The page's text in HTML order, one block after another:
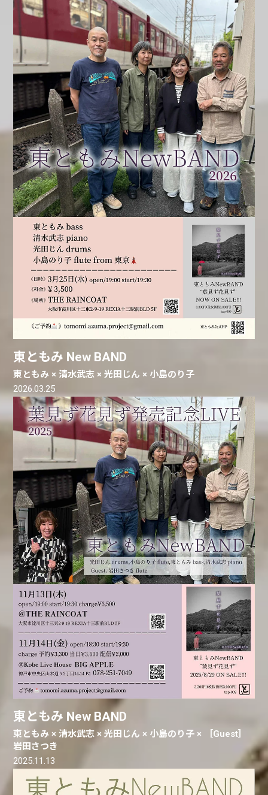
東ともみ New BAND
東ともみ × 清水武志 × 光田じん × 小島のり子
2026.03.25
東ともみ New BAND
東ともみ × 清水武志 × 光田じん × 小島のり子 × ［Guest］
岩田さつき
2025.11.13